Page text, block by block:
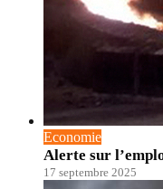
Economie
Alerte sur
17 septembre 2025